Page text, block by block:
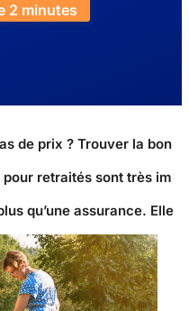
2 minutes
de prix ? Trouver la
retraités sont très
qu’une assurance.